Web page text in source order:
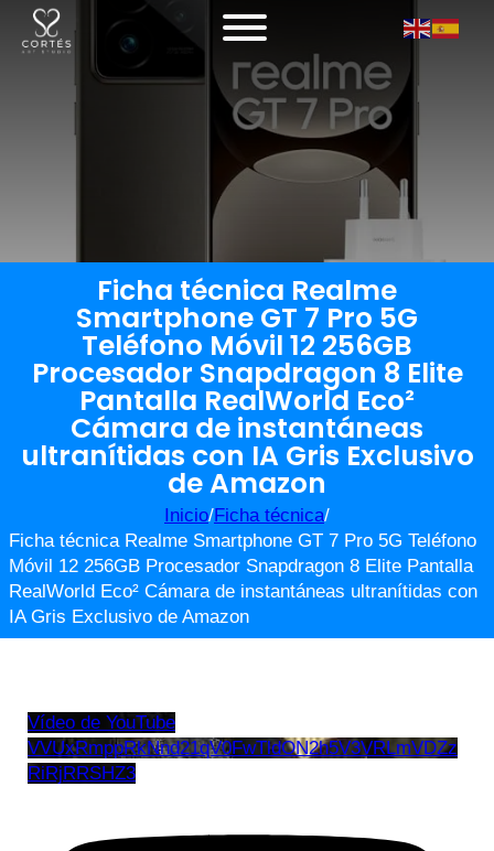
Ficha técnica Realme
Smartphone GT 7 Pro 5G
Teléfono Móvil 12 256GB
Procesador Snapdragon 8 Elite
Pantalla RealWorld Eco²
Cámara de instantáneas
ultranítidas con IA Gris Exclusivo
de Amazon
Inicio/Ficha técnica/
Ficha técnica Realme Smartphone GT 7 Pro 5G Teléfono
Móvil 12 256GB Procesador Snapdragon 8 Elite Pantalla
RealWorld Eco² Cámara de instantáneas ultranítidas con
IA Gris Exclusivo de Amazon
Vídeo de YouTube
VVUxRmppRkNnd21qV0FwTldON2h5V3VRLmVDZz
RiRjRRSHZ3